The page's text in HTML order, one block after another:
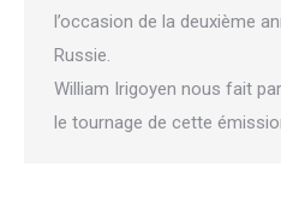
l’occasion de la deuxième
Russie.
William Irigoyen nous fait
le tournage de cette